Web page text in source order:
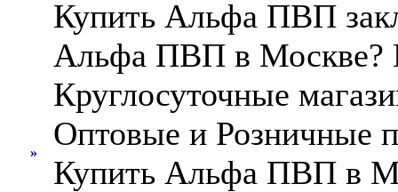
»
Купить Альфа ПВП
Альфа ПВП в Москве?
Круглосуточные
Оптовые и Розничные
Купить Альфа ПВП в